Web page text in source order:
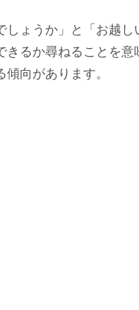
しょうか」と「お越
きるか尋ねることを
向があります。